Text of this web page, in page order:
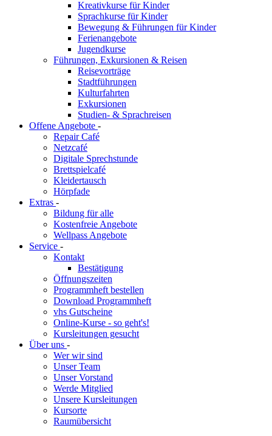
Kreativkurse für Kinder
Sprachkurse für Kinder
Bewegung & Führungen für Kinder
Ferienangebote
Jugendkurse
Führungen, Exkursionen & Reisen
Reisevorträge
Stadtführungen
Kulturfahrten
Exkursionen
Studien- & Sprachreisen
Offene Angebote -
Repair Café
Netzcafé
Digitale Sprechstunde
Brettspielcafé
Kleidertausch
Hörpfade
Extras -
Bildung für alle
Kostenfreie Angebote
Wellpass Angebote
Service -
Kontakt
Bestätigung
Öffnungszeiten
Programmheft bestellen
Download Programmheft
vhs Gutscheine
Online-Kurse - so geht's!
Kursleitungen gesucht
Über uns -
Wer wir sind
Unser Team
Unser Vorstand
Werde Mitglied
Unsere Kursleitungen
Kursorte
Raumübersicht